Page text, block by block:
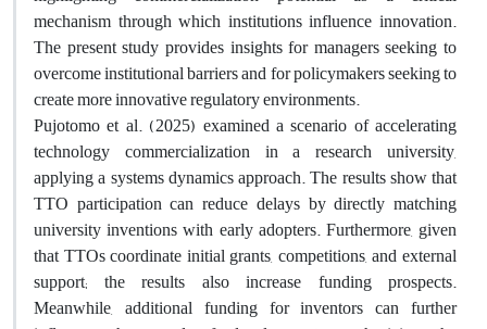
mechanism through which institutions influence innovation.
The present study provides insights for managers seeking to
overcome institutional barriers and for policymakers seeking to
create more innovative regulatory environments.
Pujotomo et al. (2025) examined a scenario of accelerating
technology commercialization in a research university,
applying a systems dynamics approach. The results show that
TTO participation can reduce delays by directly matching
university inventions with early adopters. Furthermore, given
that TTOs coordinate initial grants, competitions, and external
support; the results also increase funding prospects.
Meanwhile, additional funding for inventors can further